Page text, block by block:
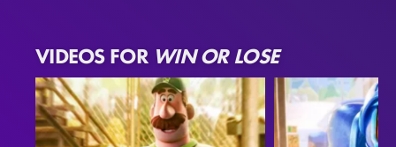
VIDEOS FOR WIN OR LOSE